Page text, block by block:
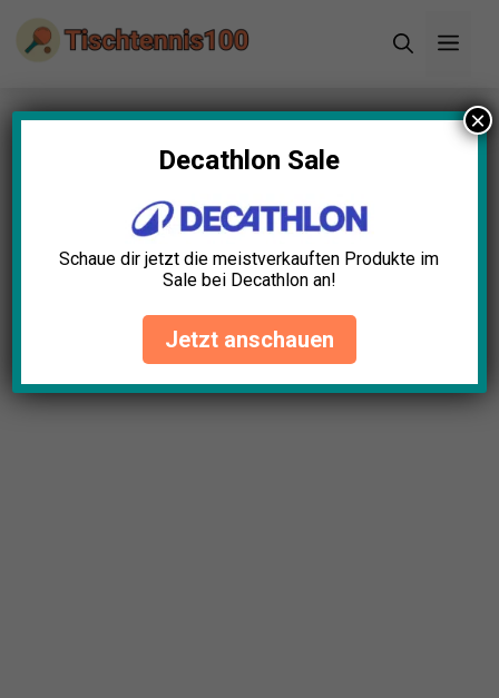
Zum
Inhalt
Startseite»Blog»Tischtennis Bälle Spin Test:
Die 5 besten (Bestenliste)
Tischtennis Bälle Spin Test:
Die 5 besten (Bestenliste)
Hannah Hartmann April 23, 2025
Decathlon Sale
Schaue dir jetzt die meistverkauften Produkte im
Sale bei Decathlon an!
Jetzt anschauen
×